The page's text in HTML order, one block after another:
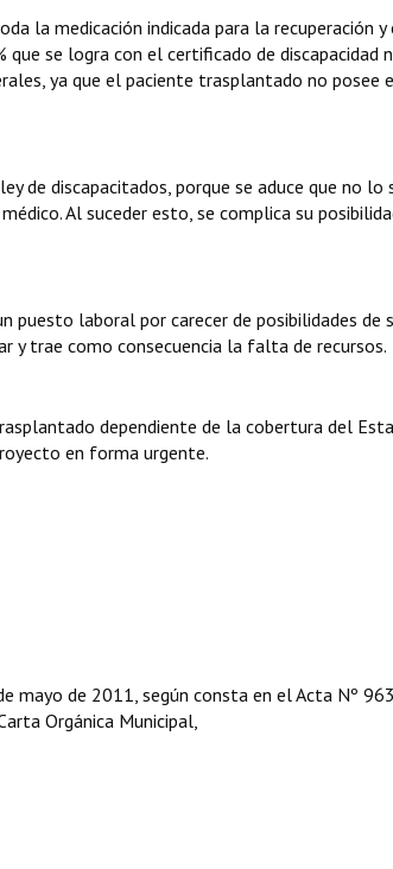
la medicación indicada para la recuperación y
se logra con el certificado de discapacidad
ya que el paciente trasplantado no posee
de discapacitados, porque se aduce que no lo
Al suceder esto, se complica su
laboral por carecer de posibilidades de
y trae como consecuencia la falta de recursos.
dependiente de la cobertura del
en forma urgente.
mayo de 2011, según consta en el Acta Nº
Orgánica Municipal,